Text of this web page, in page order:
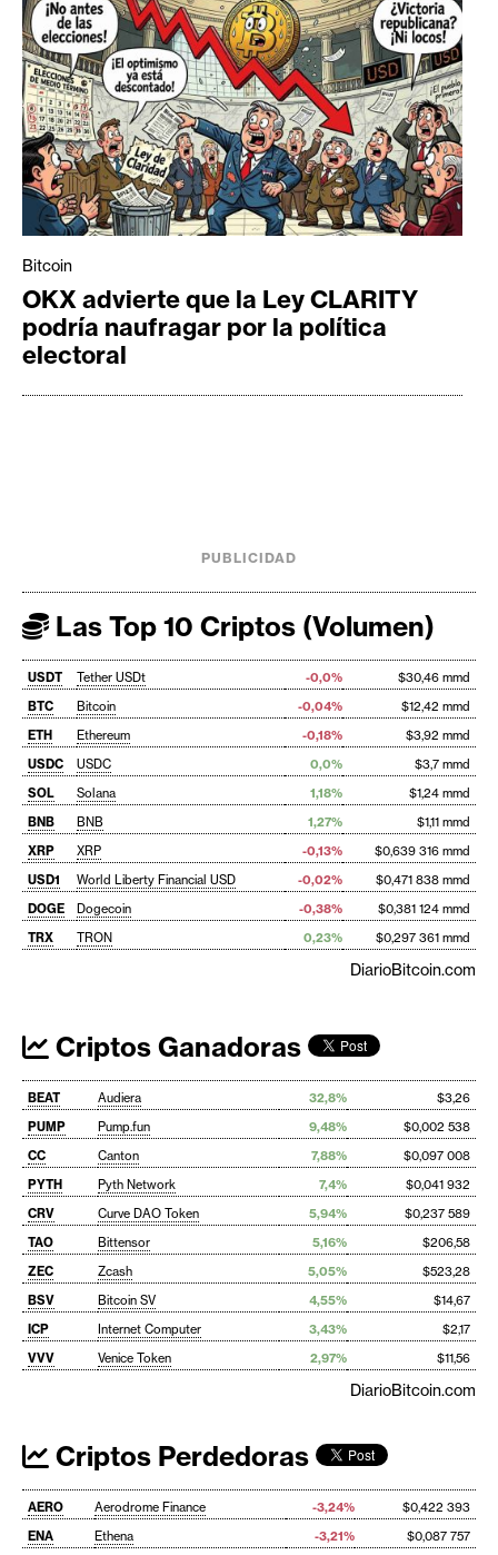
Bitcoin
OKX advierte que la Ley CLARITY
podría naufragar por la política
electoral
PUBLICIDAD
Las Top 10 Criptos (Volumen)
USDT Tether USDt -0,0%
$30,46 mmd
BTC
Bitcoin -0,04%
$12,42 mmd
ETH
Ethereum -0,18%
$3,92 mmd
USDC
USDC 0,0%
$3,7 mmd
SOL
Solana 1,18%
$1,24 mmd
BNB
BNB 1,27%
$1,11 mmd
XRP
XRP -0,13%
$0,639 316 mmd
USD1
World Liberty Financial USD -0,02%
$0,471 838 mmd
DOGE
Dogecoin -0,38%
$0,381 124 mmd
TRX
TRON 0,23% $0,297 361 mmd
DiarioBitcoin.com
Criptos Ganadoras
BEAT Audiera 32,8%
$3,26
PUMP
Pump.fun 9,48%
$0,002 538
CC
Canton 7,88%
$0,097 008
PYTH
Pyth Network 7,4%
$0,041 932
CRV
Curve DAO Token 5,94%
$0,237 589
TAO
Bittensor 5,16%
$206,58
ZEC
Zcash 5,05%
$523,28
BSV
Bitcoin SV 4,55%
$14,67
ICP
Internet Computer 3,43%
$2,17
VVV
Venice Token 2,97% $11,56
DiarioBitcoin.com
Criptos Perdedoras
AERO Aerodrome Finance -3,24%
$0,422 393
ENA
Ethena -3,21% $0,087 757